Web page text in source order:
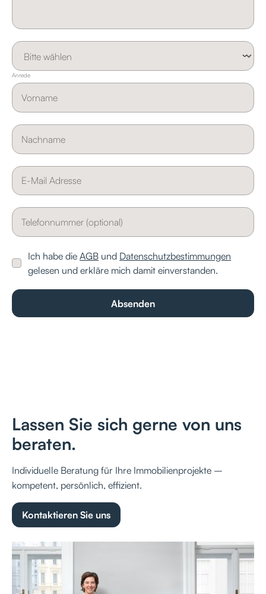
Anrede
Ich habe dieAGB und Datenschutzbestimmungen
gelesen und erkläre mich damit einverstanden.
Lassen Sie sich gerne von uns
beraten.
Individuelle Beratung für Ihre Immobilienprojekte –
kompetent, persönlich, effizient.
Kontaktieren Sie uns